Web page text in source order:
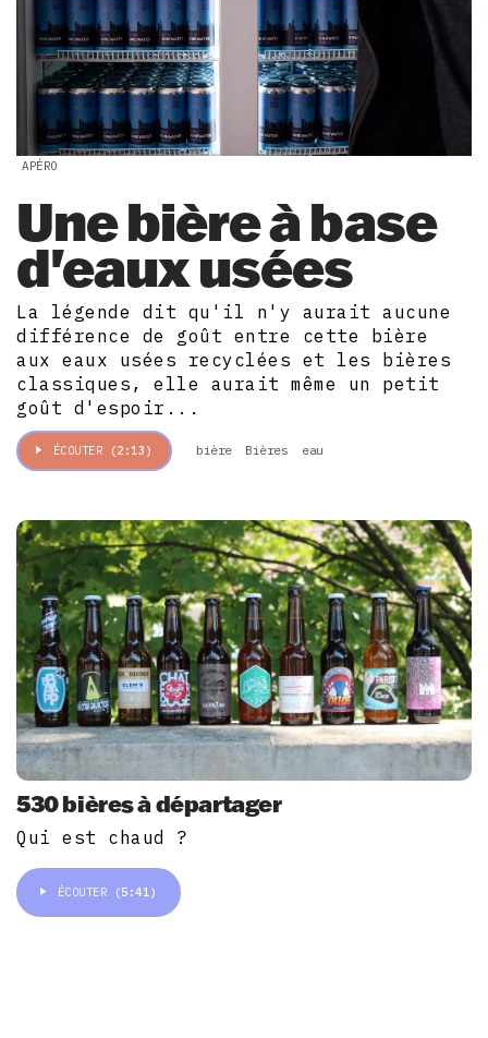
APÉRO
Une bière à base
d'eaux usées
La légende dit qu'il n'y aurait aucune
différence de goût entre cette bière
aux eaux usées recyclées et les bières
classiques, elle aurait même un petit
goût d'espoir...
ÉCOUTER (2:13) bière Bières eau
530 bières à départager
Qui est chaud ?
ÉCOUTER (5:41)